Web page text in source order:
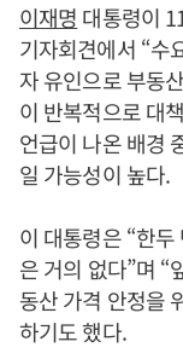
이재명 대통령이
기자회견에서 “수
자 유인으로 부동
이 반복적으로 대
언급이 나온 배경
일 가능성이 높다.
이 대통령은 “한
은 거의 없다”며 “
동산 가격 안정을
하기도 했다.